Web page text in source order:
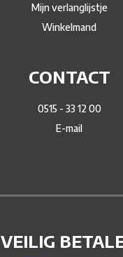
Mijn verlanglijstje
Winkelmand
CONTACT
0515 - 33 12 00
E-mail
VEILIG